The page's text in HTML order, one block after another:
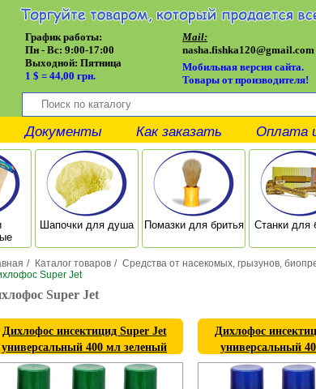
График работы:
Пн - Вс: 9:00-17:00
Выходной: Пятница
1 $ = 44,00 грн.
Mail:
nasha.fishka120@gmail.com
Мобильная версия сайта.
Товары от производителя!
Документы Как заказать Оплата
Шапочки для душа Помазки для бритья Станки для
/ Каталог товаров / Средства от насекомых, грызунов,
Super Jet
Super Jet
Дихлофос инсектицид Super Jet
универсальный 400 мл зеленый
Дихлофос
универсальный